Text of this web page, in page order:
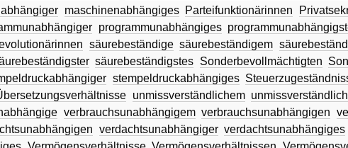
maschinenabhängiges Parteifunktionärinnen
programmunabhängiges
säurebeständige säurebeständigem
säurebeständigstes Sonderbevollmächtigten
stempeldruckabhängiges
unmissverständlichem
verbrauchsunabhängigem verbrauchsunabhängigen
verdachtsunabhängiger verdachtsunabhängiges